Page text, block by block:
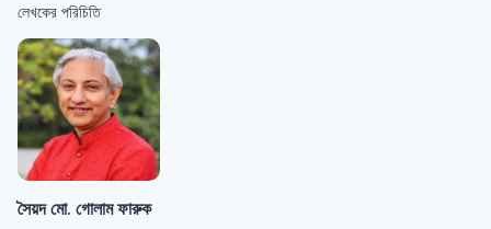
লেখকের পরিচিতি
সৈয়দ মো. গোলাম ফারুক